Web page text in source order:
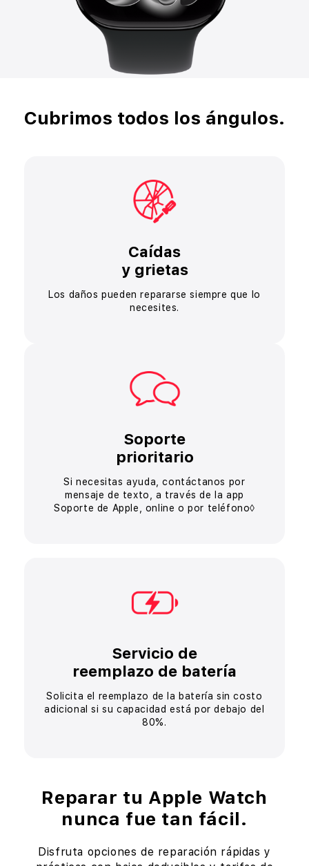
Cubrimos todos los ángulos.
Caídas
y grietas
Los daños pueden repararsesiempre que lo
necesites.
Soporte
prioritario
Si necesitas ayuda, contáctanos por
mensaje de texto, a través de la app
Soporte de Apple,
online o por teléfono◊
Servicio de
reemplazo de batería
Solicita el reemplazo de la batería sin costo
adicionalsi su capacidad está por debajo del
80%.
Reparar tu Apple Watch
nunca fue tan fácil.
Disfruta opciones de reparación rápidas y